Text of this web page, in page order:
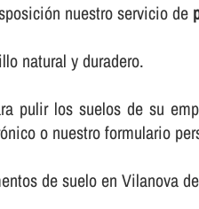
nuestro servicio de
natural y duradero.
pulir los suelos de su
o nuestro formulario
de suelo en Vilanova